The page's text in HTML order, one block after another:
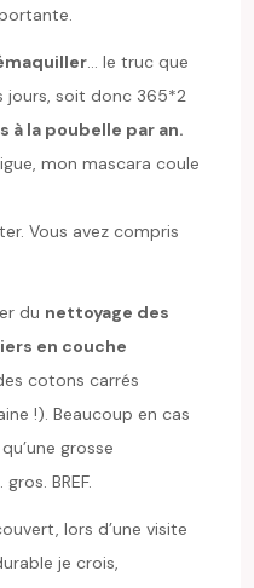
… le truc que
jours, soit donc 365*2
à la poubelle par an.
mon mascara coule
Vous avez compris
du nettoyage des
en couche
cotons carrés
!). Beaucoup en cas
grosse
BREF.
lors d’une visite
je crois,